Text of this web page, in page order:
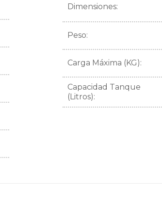
Dimensiones:
Peso:
Carga Máxima (KG):
Capacidad Tanque
(Litros):